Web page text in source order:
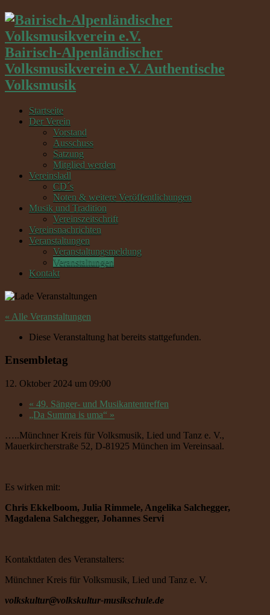
Bairisch-Alpenländischer
Volksmusikverein e.V. Authentische
Volksmusik
Startseite
Der Verein
Vorstand
Ausschuss
Satzung
Mitglied werden
Vereinsladl
CD´s
Noten & weitere Veröffentlichungen
Musik und Tradition
Vereinszeitschrift
Vereinsnachrichten
Veranstaltungen
Veranstaltungsmeldung
Veranstaltungen
Kontakt
« Alle Veranstaltungen
Diese Veranstaltung hat bereits stattgefunden.
Ensembletag
12. Oktober 2024 um 09:00
« 49. Sänger- und Musikantentreffen
„Da Summa is uma“ »
…..Münchner Kreis für Volksmusik, Lied und Tanz e. V.,
Mauerkircherstraße 52, D-81925 München im Vereinsaal.
Es wirken mit:
Chris Ekkelboom, Julia Rimmele, Angelika Salchegger,
Magdalena Salchegger, Johannes Servi
Kontaktdaten des Veranstalters:
Münchner Kreis für Volksmusik, Lied und Tanz e. V.
volkskultur@volkskultur-musikschule.de